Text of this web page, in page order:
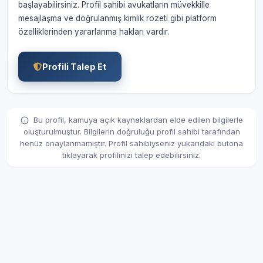
başlayabilirsiniz. Profil sahibi avukatların müvekkille
mesajlaşma ve doğrulanmış kimlik rozeti gibi platform
özelliklerinden yararlanma hakları vardır.
Profili Talep Et
Bu profil, kamuya açık kaynaklardan elde edilen bilgilerle
oluşturulmuştur. Bilgilerin doğruluğu profil sahibi tarafından
henüz onaylanmamıştır. Profil sahibiyseniz yukarıdaki butona
tıklayarak profilinizi talep edebilirsiniz.